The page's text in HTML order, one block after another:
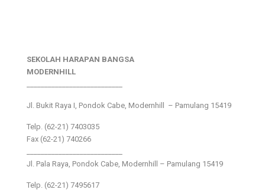
SEKOLAH HARAPAN BANGSA
MODERNHILL
Jl. Bukit Raya I, Pondok Cabe, Modernhill – Pamulang 15419
Telp. (62-21) 7403035
Fax (62-21) 740266
Jl. Pala Raya, Pondok Cabe, Modernhill – Pamulang 15419
Telp. (62-21) 7495617